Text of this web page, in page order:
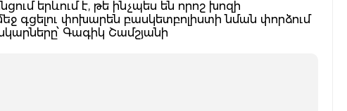
երևում է, թե ինչպես են որոշ խոզի
գցելու փոխարեն բասկետբոլիստի նման փորձում
Գագիկ Շամշյանի